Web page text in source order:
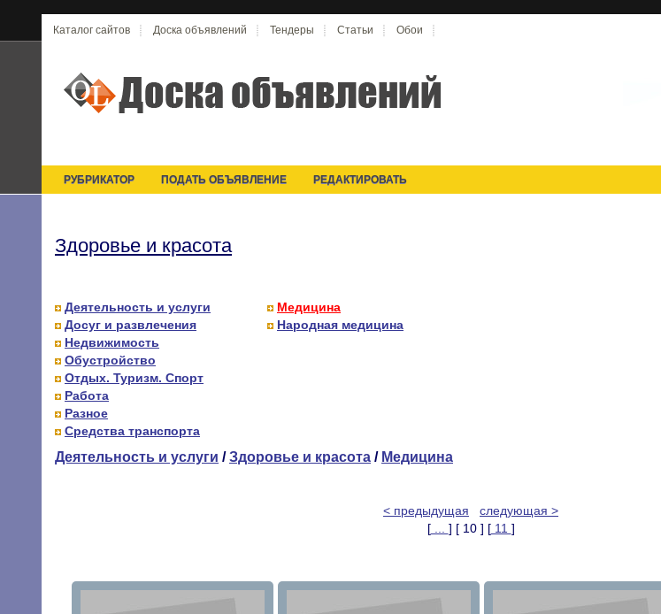
Каталог сайтов Доска объявлений Тендеры Статьи Обои
РУБРИКАТОР ПОДАТЬ ОБЪЯВЛЕНИЕ РЕДАКТИРОВАТЬ
Здоровье и красота
Деятельность и услуги
Досуг и развлечения
Недвижимость
Обустройство
Отдых. Туризм. Спорт
Работа
Разное
Средства транспорта
Медицина
Народная медицина
Деятельность и услуги /Здоровье и красота / Медицина
< предыдущая
следующая >
[... ] [ 10 ] [11 ]